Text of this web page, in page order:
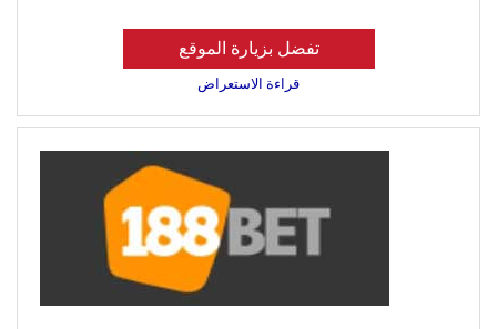
تفضل بزيارة الموقع
قراءة الاستعراض